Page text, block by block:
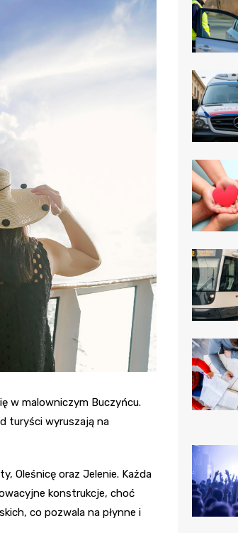
w malowniczym Buczyńcu.
turyści wyruszają na
Oleśnicę oraz Jelenie. Każda
konstrukcje, choć
co pozwala na płynne i